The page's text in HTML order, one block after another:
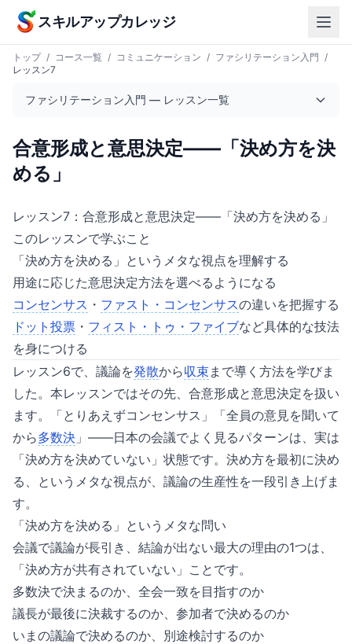
本文へスキップ
スキルアップカレッジ
トップ / コース一覧 / コミュニケーション / ファシリテーション入門 /
レッスン7
ファシリテーション入門 — レッスン一覧
合意形成と意思決定——「決め方を決
める」
レッスン7：合意形成と意思決定——「決め方を決める」
このレッスンで学ぶこと
「決め方を決める」というメタな視点を理解する
用途に応じた意思決定方法を選べるようになる
コンセンサス ・ ファスト・コンセンサスの違いを把握する
ドット投票 ・ フィスト・トゥ・ファイブなど具体的な技法
を身につける
レッスン6で、議論を発散から収束 まで導く方法を学びま
した。本レッスンではその先、合意形成と意思決定を扱い
ます。「とりあえずコンセンサス」「全員の意見を聞いて
から多数決 」——日本の会議でよく見るパターンは、実は
「決め方を決めていない」状態です。決め方を最初に決め
る、というメタな視点が、議論の生産性を一段引き上げま
す。
「決め方を決める」というメタな問い
会議で議論が長引き、結論が出ない最大の理由の1つは、
「決め方が共有されていない」ことです。
多数決で決まるのか、全会一致を目指すのか
議長が最後に決裁するのか、参加者で決めるのか
いまの議論で決めるのか、別途検討するのか